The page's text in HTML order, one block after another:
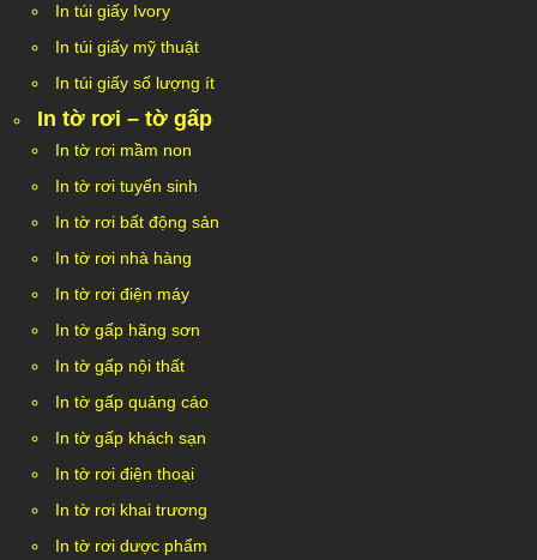
In túi giấy Ivory
In túi giấy mỹ thuật
In túi giấy số lượng ít
In tờ rơi – tờ gấp
In tờ rơi mầm non
In tờ rơi tuyển sinh
In tờ rơi bất động sản
In tờ rơi nhà hàng
In tờ rơi điện máy
In tờ gấp hãng sơn
In tờ gấp nội thất
In tờ gấp quảng cáo
In tờ gấp khách sạn
In tờ rơi điện thoại
In tờ rơi khai trương
In tờ rơi dược phẩm